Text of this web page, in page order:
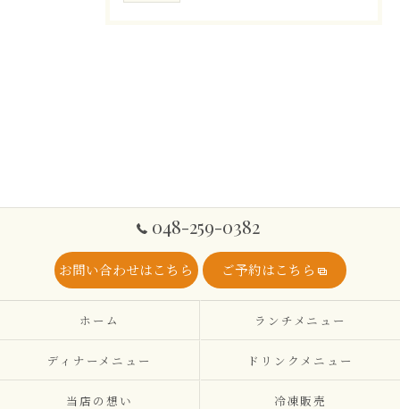
048-259-0382
お問い合わせはこちら ご予約はこちら
ホーム ランチメニュー
ディナーメニュー ドリンクメニュー
当店の想い 冷凍販売